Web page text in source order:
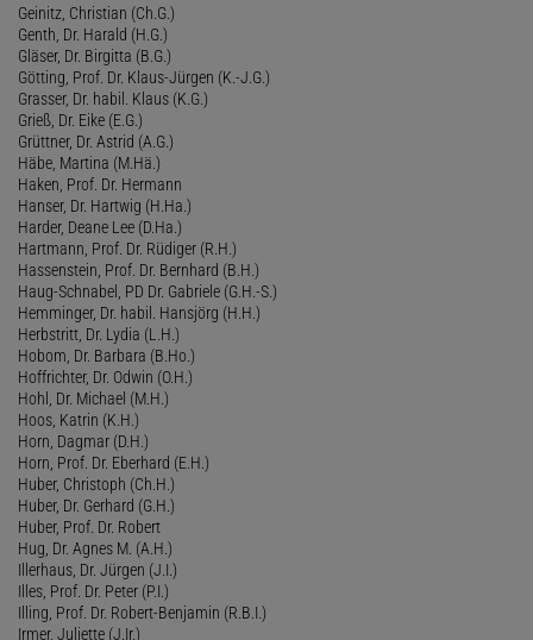
Geinitz, Christian (Ch.G.)
Genth, Dr. Harald (H.G.)
Gläser, Dr. Birgitta (B.G.)
Götting, Prof. Dr. Klaus-Jürgen (K.-J.G.)
Grasser, Dr. habil. Klaus (K.G.)
Grieß, Dr. Eike (E.G.)
Grüttner, Dr. Astrid (A.G.)
Häbe, Martina (M.Hä.)
Haken, Prof. Dr. Hermann
Hanser, Dr. Hartwig (H.Ha.)
Harder, Deane Lee (D.Ha.)
Hartmann, Prof. Dr. Rüdiger (R.H.)
Hassenstein, Prof. Dr. Bernhard (B.H.)
Haug-Schnabel, PD Dr. Gabriele (G.H.-S.)
Hemminger, Dr. habil. Hansjörg (H.H.)
Herbstritt, Dr. Lydia (L.H.)
Hobom, Dr. Barbara (B.Ho.)
Hoffrichter, Dr. Odwin (O.H.)
Hohl, Dr. Michael (M.H.)
Hoos, Katrin (K.H.)
Horn, Dagmar (D.H.)
Horn, Prof. Dr. Eberhard (E.H.)
Huber, Christoph (Ch.H.)
Huber, Dr. Gerhard (G.H.)
Huber, Prof. Dr. Robert
Hug, Dr. Agnes M. (A.H.)
Illerhaus, Dr. Jürgen (J.I.)
Illes, Prof. Dr. Peter (P.I.)
Illing, Prof. Dr. Robert-Benjamin (R.B.I.)
Irmer, Juliette (J.Ir.)